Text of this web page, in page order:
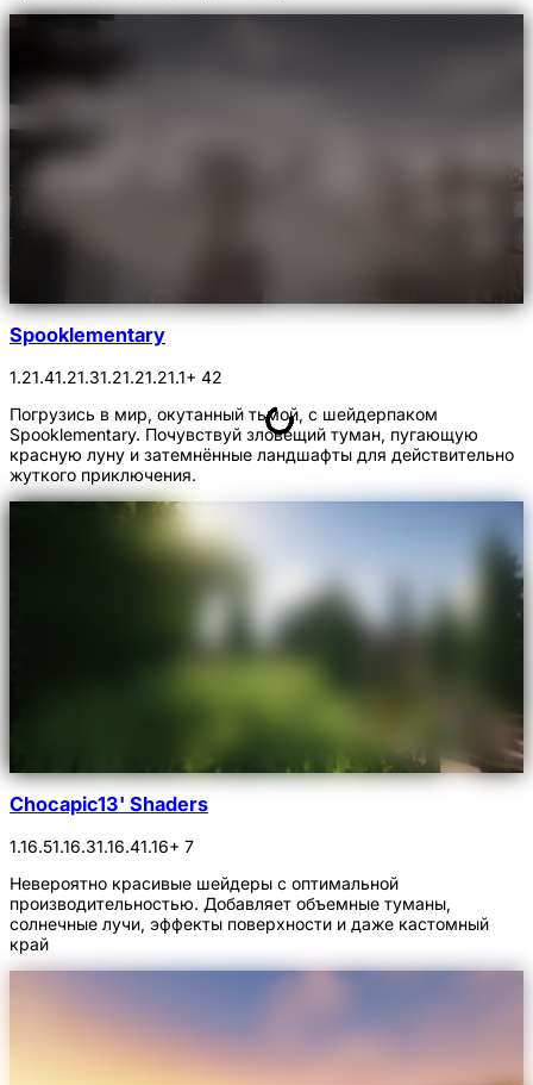
Spooklementary
1.21.41.21.31.21.21.21.1+ 42
Погрузись в мир, окутанный тьмой, с шейдерпаком
Spooklementary. Почувствуй зловещий туман, пугающую
красную луну и затемнённые ландшафты для действительно
жуткого приключения.
Chocapic13' Shaders
1.16.51.16.31.16.41.16+ 7
Невероятно красивые шейдеры с оптимальной
производительностью. Добавляет объемные туманы,
солнечные лучи, эффекты поверхности и даже кастомный
край